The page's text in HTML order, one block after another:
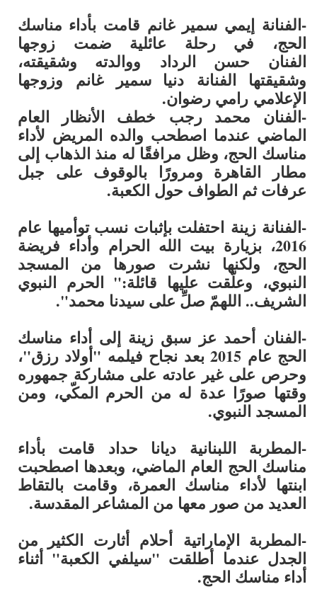
-الفنانة إيمي سمير غانمقامت بأداء مناسك
الحج، في رحلة عائلية ضمت زوجها
الفنان حسن الردادووالدته وشقيقته،
وشقيقتها الفنانةدنيا سمير غانموزوجها
الإعلامي رامي رضوان.
-الفنان محمد رجبخطف الأنظار العام
الماضي عندما اصطحب والده المريض لأداء
مناسك الحج، وظل مرافقًا له منذ الذهاب إلى
مطار القاهرة ومرورًا بالوقوف على جبل
عرفات ثم الطواف حول الكعبة.
-الفنانة زينة احتفلت بإثبات نسب توأميها عام
2016، بزيارة بيت الله الحرام وأداء فريضة
الحج، ولكنها نشرت صورها من المسجد
النبوي، وعلّقت عليها قائلة:" الحرم النبوي
الشريف.. اللهمّ صلِّ على سيدنا محمد".
-الفنان أحمد عز سبق زينة إلى أداء مناسك
الحج عام 2015 بعد نجاح فيلمه "أولاد رزق"،
وحرص على غير عادته على مشاركة جمهوره
وقتها صورًا عدة له من الحرم المكّي، ومن
المسجد النبوي.
-المطربة اللبنانيةديانا حدادقامت بأداء
مناسك الحج العام الماضي، وبعدها اصطحبت
ابنتها لأداء مناسك العمرة، وقامت بالتقاط
العديد من صور معها من المشاعر المقدسة.
-المطربة الإماراتية أحلامأثارت الكثير من
الجدل عندما أطلقت "سيلفي الكعبة" أثناء
أداء مناسك الحج.